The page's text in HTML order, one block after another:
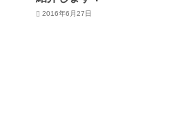
2016年6月27日